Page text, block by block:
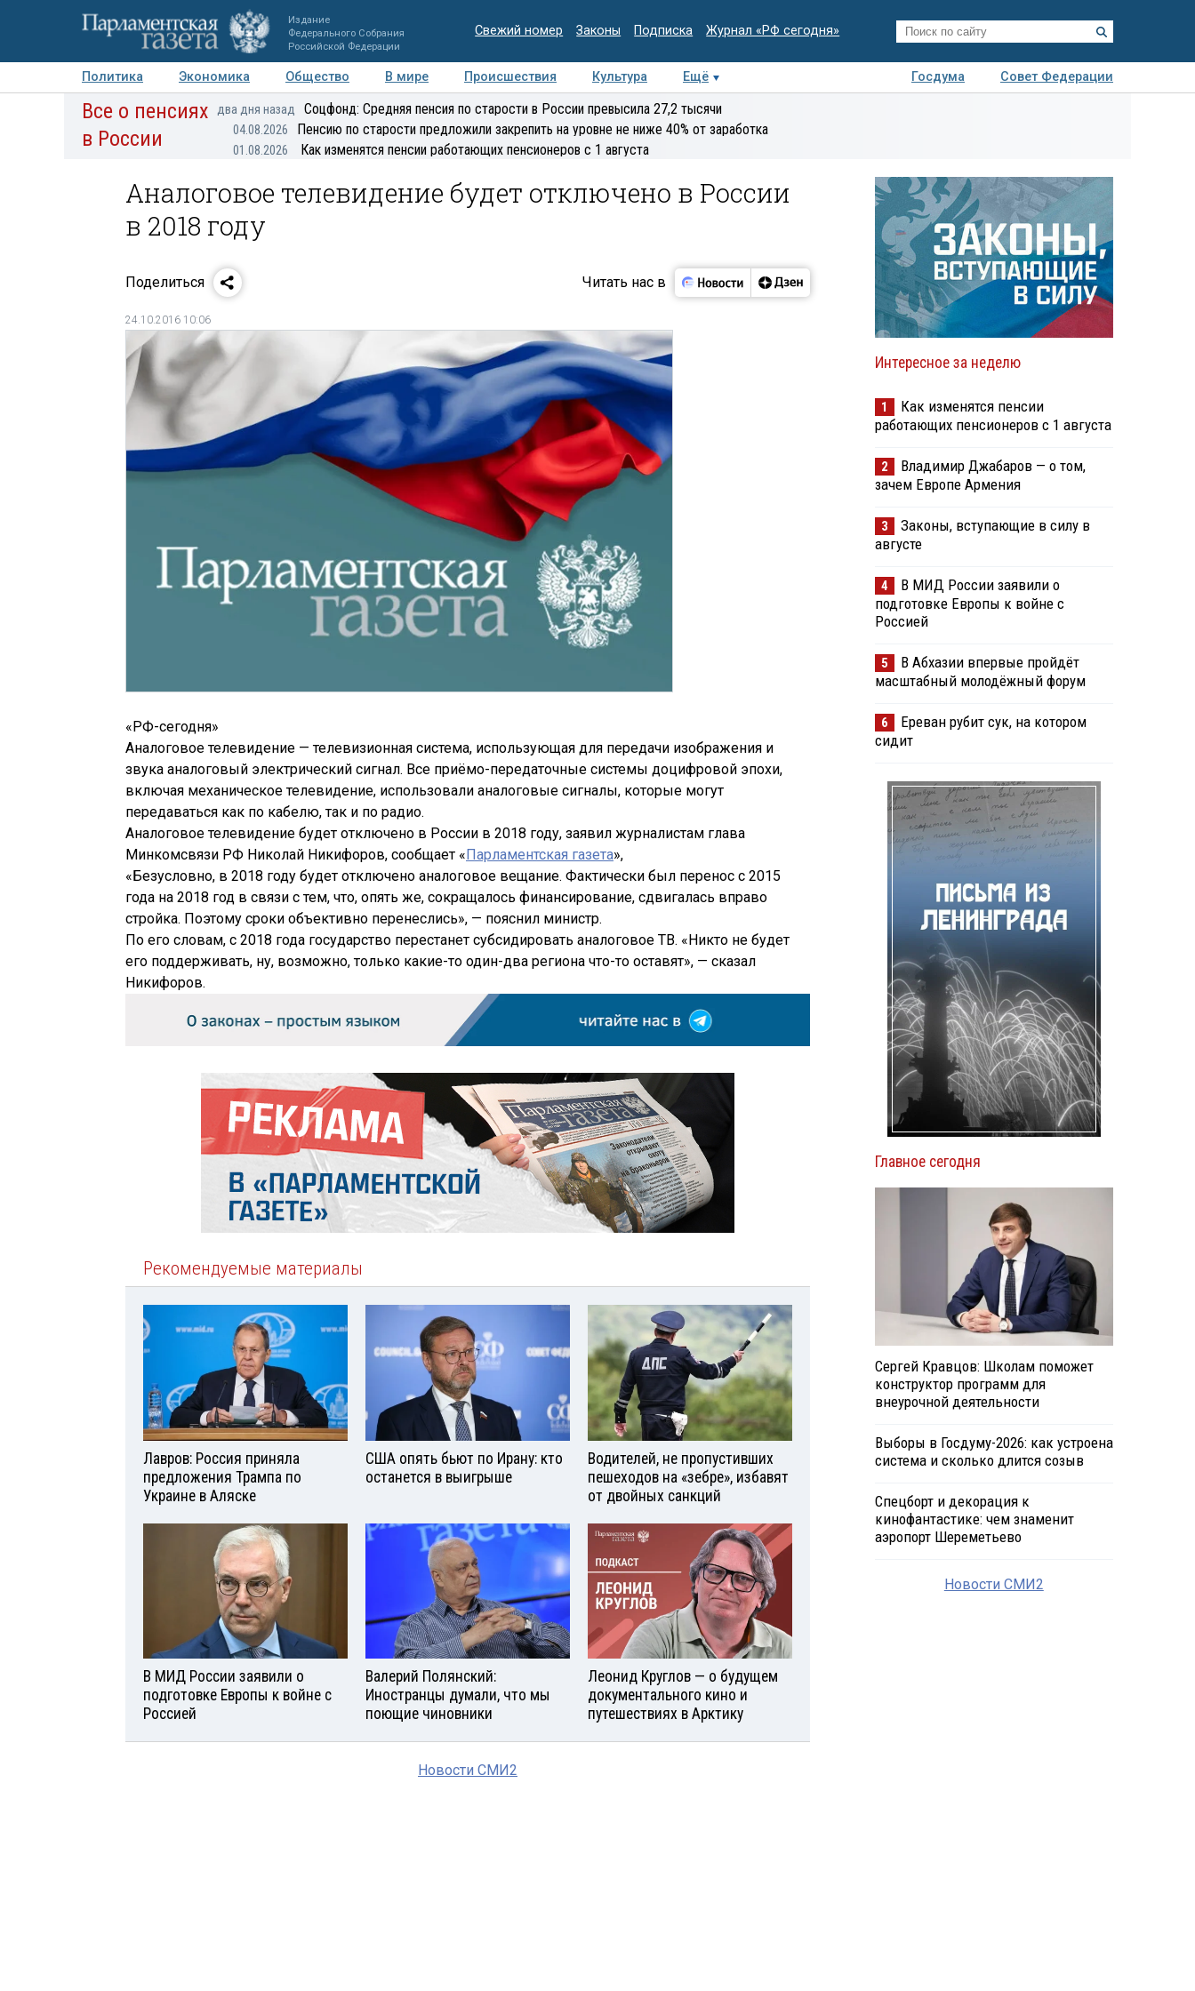
Издание
Федерального Собрания
Российской Федерации
Свежий номер Законы Подписка Журнал «РФ сегодня»
Политика Экономика Общество В мире Происшествия Культура Ещё Госдума
Совет Федерации
Авторы Персоны Мнения Регионы Медиацентр Интервью Колумнисты
Все о пенсиях
в России
два дня назад Соцфонд: Средняя пенсия по старости в России превысила 27,2 тысячи
04.08.2026 Пенсию по старости предложили закрепить на уровне не ниже 40% от заработка
01.08.2026 Как изменятся пенсии работающих пенсионеров с 1 августа
Аналоговое телевидение будет отключено в России
в 2018 году
Поделиться Читать нас в
24.10.2016 10:06
«РФ-сегодня»
Аналоговое телевидение — телевизионная система, использующая для передачи изображения и
звука аналоговый электрический сигнал. Все приёмо-передаточные системы доцифровой эпохи,
включая механическое телевидение, использовали аналоговые сигналы, которые могут
передаваться как по кабелю, так и по радио.
Аналоговое телевидение будет отключено в России в 2018 году, заявил журналистам глава
Минкомсвязи РФ Николай Никифоров, сообщает « Парламентская газета»,
«Безусловно, в 2018 году будет отключено аналоговое вещание. Фактически был перенос с 2015
года на 2018 год в связи с тем, что, опять же, сокращалось финансирование, сдвигалась вправо
стройка. Поэтому сроки объективно перенеслись», — пояснил министр.
По его словам, с 2018 года государство перестанет субсидировать аналоговое ТВ. «Никто не будет
его поддерживать, ну, возможно, только какие-то один-два региона что-то оставят», — сказал
Никифоров.
Рекомендуемые материалы
Лавров: Россия приняла
предложения Трампа по
Украине в Аляске
США опять бьют по Ирану: кто
останется в выигрыше
Водителей, не пропустивших
пешеходов на «зебре», избавят
от двойных санкций
В МИД России заявили о
подготовке Европы к войне с
Россией
Валерий Полянский:
Иностранцы думали, что мы
поющие чиновники
Леонид Круглов — о будущем
документального кино и
путешествиях в Арктику
Новости СМИ2
Интересное за неделю
1
Как изменятся пенсии
работающих пенсионеров с 1 августа
2
Владимир Джабаров — о том,
зачем Европе Армения
3
Законы, вступающие в силу в
августе
4
В МИД России заявили о
подготовке Европы к войне с
Россией
5
В Абхазии впервые пройдёт
масштабный молодёжный форум
6
Ереван рубит сук, на котором
сидит
Главное сегодня
Сергей Кравцов: Школам поможет
конструктор программ для
внеурочной деятельности
Выборы в Госдуму-2026: как устроена
система и сколько длится созыв
Спецборт и декорация к
кинофантастике: чем знаменит
аэропорт Шереметьево
Новости СМИ2